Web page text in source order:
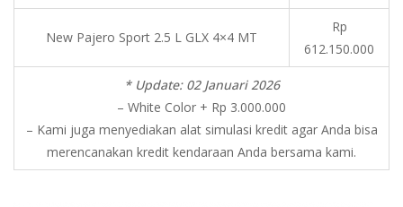
New Pajero Sport 2.5 L GLX 4×4 MT
Rp
612.150.000
* Update: 02 Januari 2026
– White Color + Rp 3.000.000
– Kami juga menyediakan alat simulasi kredit agar Anda bisa
merencanakan kredit kendaraan Anda bersama kami.